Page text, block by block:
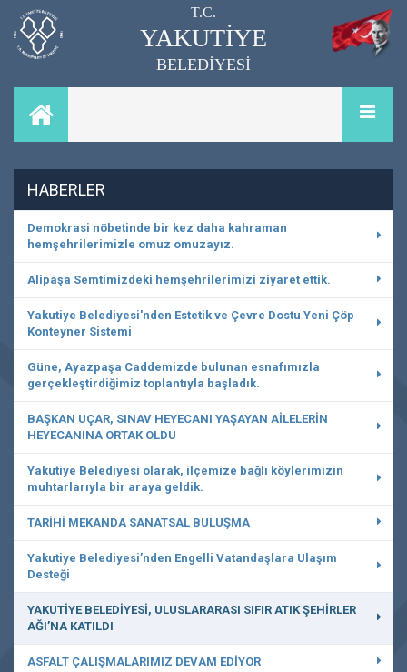
T.C.
YAKUTİYE
BELEDİYESİ
HABERLER
Demokrasi nöbetinde bir kez daha kahraman
hemşehrilerimizle omuz omuzayız.
Alipaşa Semtimizdeki hemşehrilerimizi ziyaret ettik.
Yakutiye Belediyesi'nden Estetik ve Çevre Dostu Yeni Çöp
Konteyner Sistemi
Güne, Ayazpaşa Caddemizde bulunan esnafımızla
gerçekleştirdiğimiz toplantıyla başladık.
BAŞKAN UÇAR, SINAV HEYECANI YAŞAYAN AİLELERİN
HEYECANINA ORTAK OLDU
Yakutiye Belediyesi olarak, ilçemize bağlı köylerimizin
muhtarlarıyla bir araya geldik.
TARİHİ MEKANDA SANATSAL BULUŞMA
Yakutiye Belediyesi’nden Engelli Vatandaşlara Ulaşım
Desteği
YAKUTİYE BELEDİYESİ, ULUSLARARASI SIFIR ATIK ŞEHİRLER
AĞI’NA KATILDI
ASFALT ÇALIŞMALARIMIZ DEVAM EDİYOR